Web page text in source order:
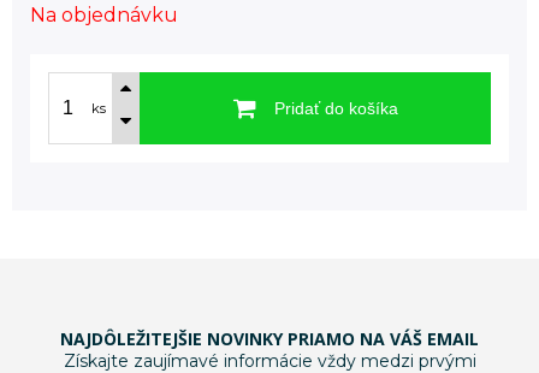
Na objednávku
ks Pridať do košíka
NAJDÔLEŽITEJŠIE NOVINKY PRIAMO NA VÁŠ EMAIL
Získajte zaujímavé informácie vždy medzi prvými